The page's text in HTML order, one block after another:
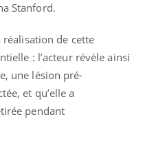
Stanford.
réalisation de cette
: l’acteur révèle ainsi
une lésion pré-
et qu’elle a
pendant